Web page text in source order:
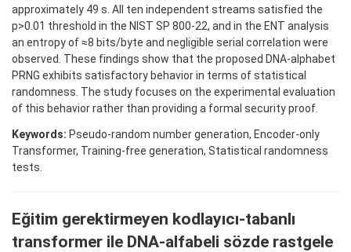
approximately 49 s. All ten independent streams satisfied the
p>0.01 threshold in the NIST SP 800-22, and in the ENT analysis
an entropy of ≈8 bits/byte and negligible serial correlation were
observed. These findings show that the proposed DNA-alphabet
PRNG exhibits satisfactory behavior in terms of statistical
randomness. The study focuses on the experimental evaluation
of this behavior rather than providing a formal security proof.
Keywords: Pseudo-random number generation, Encoder-only
Transformer, Training-free generation, Statistical randomness
tests.
Eğitim gerektirmeyen kodlayıcı-tabanlı
transformer ile DNA-alfabeli sözde rastgele